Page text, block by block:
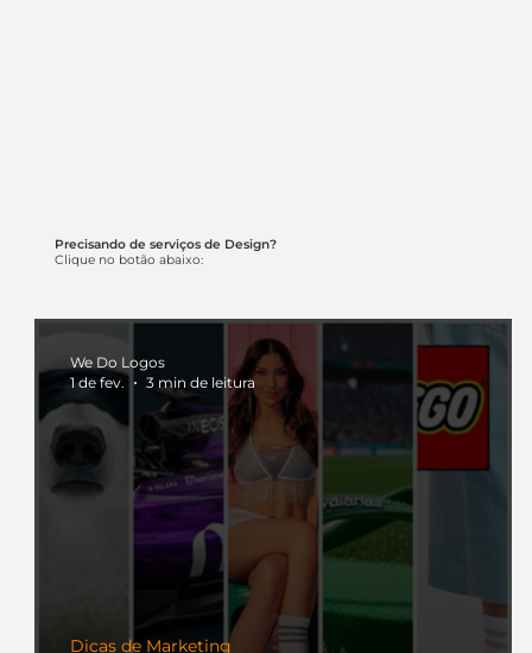
Precisando de serviços de Design?
Clique no botão abaixo:
Dicas de Marketing
We Do Logos
1 de fev.
3 min de leitura